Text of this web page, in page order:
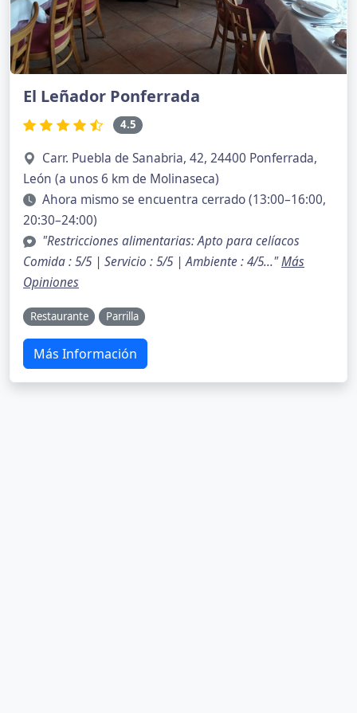
El Leñador Ponferrada
4.5
Carr. Puebla de Sanabria, 42, 24400 Ponferrada,
León (a unos 6 km de Molinaseca)
Ahora mismo se encuentra cerrado (13:00–16:00,
20:30–24:00)
"Restricciones alimentarias: Apto para celíacos
Comida : 5/5 | Servicio : 5/5 | Ambiente : 4/5..."Más
Opiniones
Restaurante Parrilla
Más Información